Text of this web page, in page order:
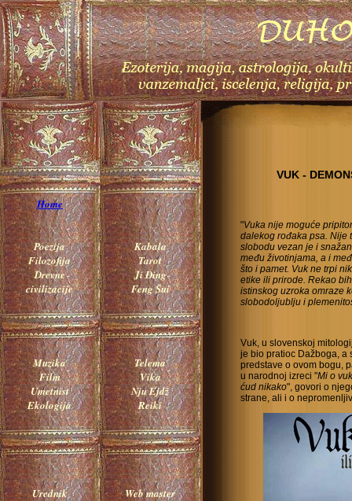
Home
Poezija
Filozofija
Drevne
civilizacije
Muzika
Film
Umetnist
Ekologija
Urednik
Kabala
Tarot
Ji Đing
Feng Šui
Telema
Vika
Nju Ejdž
Reiki
Web master
VUK -
"Vuka nije moguće
dalekog rođaka psa. Nije
slobodu vezan je i
među životinjama, a i
što i pamet. Vuk ne trpi
etike ili prirode. Rekao
istinskog uzroka omraze
slobodoljublju i
Vuk, u slovenskoj
je bio pratioc Dažboga, a
predstave o ovom bogu,
u narodnoj izreci "Mi o
ćud nikako", govori o
strane, ali i o